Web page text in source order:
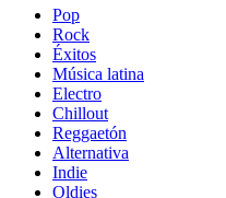
Pop
Rock
Éxitos
Música latina
Electro
Chillout
Reggaetón
Alternativa
Indie
Oldies